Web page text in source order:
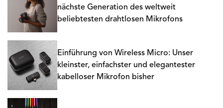
nächste Generation des weltweit
beliebtesten drahtlosen Mikrofons
Einführung von Wireless Micro: Unser
kleinster, einfachster und elegantester
kabelloser Mikrofon bisher